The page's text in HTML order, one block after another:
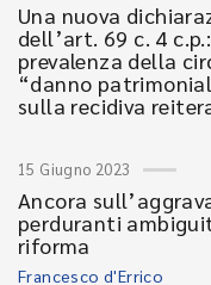
Una nuova
dell’art. 69 c. 4
prevalenza della
“danno
sulla recidiva
15 Giugno 2023
Ancora
perduranti
riforma
Francesco d'Errico